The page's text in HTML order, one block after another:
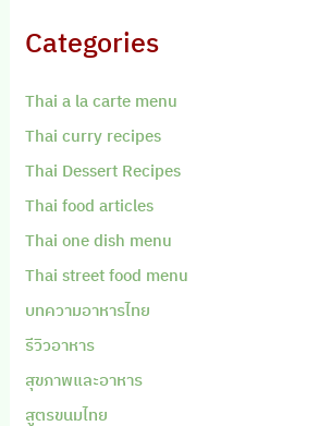
Categories
Thai a la carte menu
Thai curry recipes
Thai Dessert Recipes
Thai food articles
Thai one dish menu
Thai street food menu
บทความอาหารไทย
รีวิวอาหาร
สุขภาพและอาหาร
สูตรขนมไทย